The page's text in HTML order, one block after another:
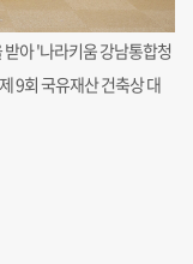
아 '나라키움 강남통합청
9회 국유재산 건축상 대